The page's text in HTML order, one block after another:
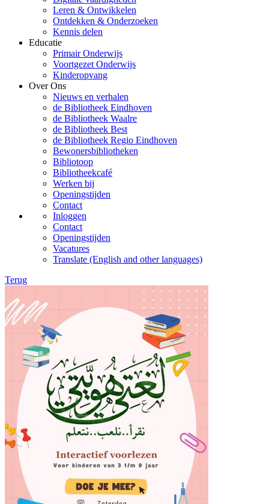
Leren & Ontwikkelen
Ontdekken & Onderzoeken
Kennis delen
Educatie
Primair Onderwijs
Voortgezet Onderwijs
Kinderopvang
Over Ons
Nieuws en verhalen
de Bibliotheek Eindhoven
de Bibliotheek Waalre
de Bibliotheek Best
de Bibliotheek Regio Eindhoven
Bewonersbibliotheken
Bibliotoop
Bibliotheekcafé
Werken bij
Openingstijden
Contact
Inloggen
Contact
Openingstijden
Vacatures
Translate (English and other languages)
Terug